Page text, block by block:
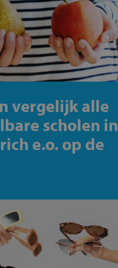
vergelijk alle
scholen in
e.o. op de